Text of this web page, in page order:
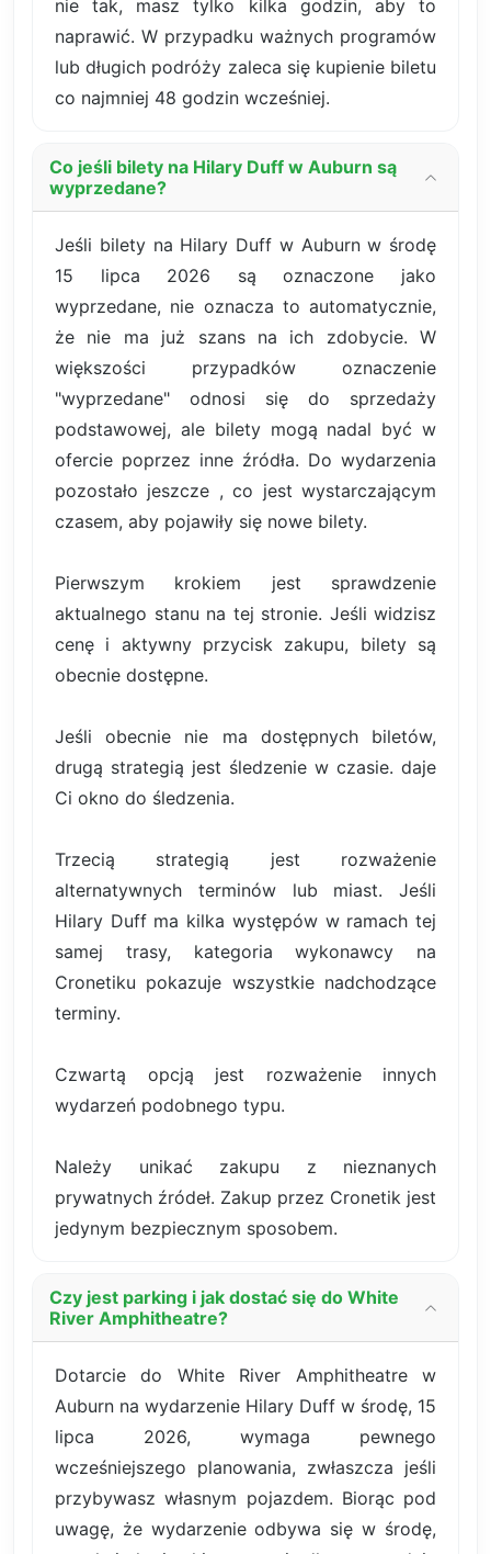
nie tak, masz tylko kilka godzin, aby to
naprawić. W przypadku ważnych programów
lub długich podróży zaleca się kupienie biletu
co najmniej 48 godzin wcześniej.
Co jeśli bilety na Hilary Duff w Auburn są
wyprzedane?
Jeśli bilety na Hilary Duff w Auburn w środę
15 lipca 2026 są oznaczone jako
wyprzedane, nie oznacza to automatycznie,
że nie ma już szans na ich zdobycie. W
większości przypadków oznaczenie
"wyprzedane" odnosi się do sprzedaży
podstawowej, ale bilety mogą nadal być w
ofercie poprzez inne źródła. Do wydarzenia
pozostało jeszcze , co jest wystarczającym
czasem, aby pojawiły się nowe bilety.
Pierwszym krokiem jest sprawdzenie
aktualnego stanu na tej stronie. Jeśli widzisz
cenę i aktywny przycisk zakupu, bilety są
obecnie dostępne.
Jeśli obecnie nie ma dostępnych biletów,
drugą strategią jest śledzenie w czasie. daje
Ci okno do śledzenia.
Trzecią strategią jest rozważenie
alternatywnych terminów lub miast. Jeśli
Hilary Duff ma kilka występów w ramach tej
samej trasy, kategoria wykonawcy na
Cronetiku pokazuje wszystkie nadchodzące
terminy.
Czwartą opcją jest rozważenie innych
wydarzeń podobnego typu.
Należy unikać zakupu z nieznanych
prywatnych źródeł. Zakup przez Cronetik jest
jedynym bezpiecznym sposobem.
Czy jest parking i jak dostać się do White
River Amphitheatre?
Dotarcie do White River Amphitheatre w
Auburn na wydarzenie Hilary Duff w środę, 15
lipca 2026, wymaga pewnego
wcześniejszego planowania, zwłaszcza jeśli
przybywasz własnym pojazdem. Biorąc pod
uwagę, że wydarzenie odbywa się w środę,